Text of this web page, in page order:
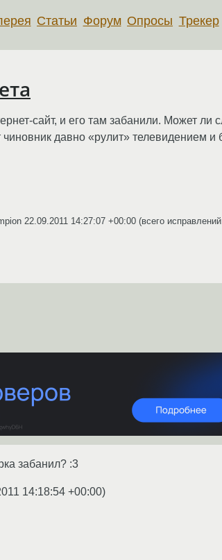
Статьи Форум Опросы Трекер
сайт, и его там забанили. Может ли
чиновник давно «рулит» телевидением
22.09.2011 14:27:07 +00:00 (всего
забанил? :3
14:18:54 +00:00)